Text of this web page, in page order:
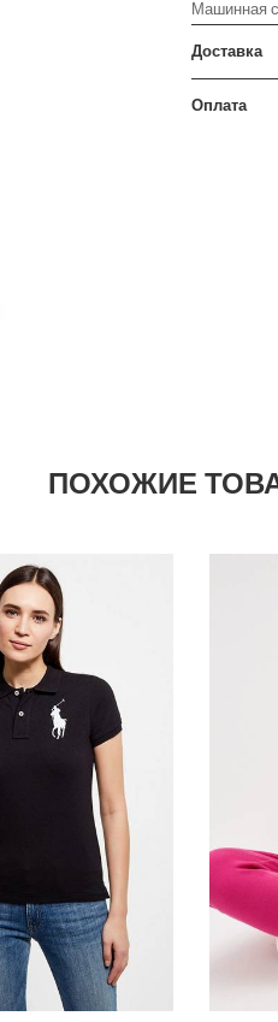
Машинная
Доставка
Оплата
ПОХОЖИЕ